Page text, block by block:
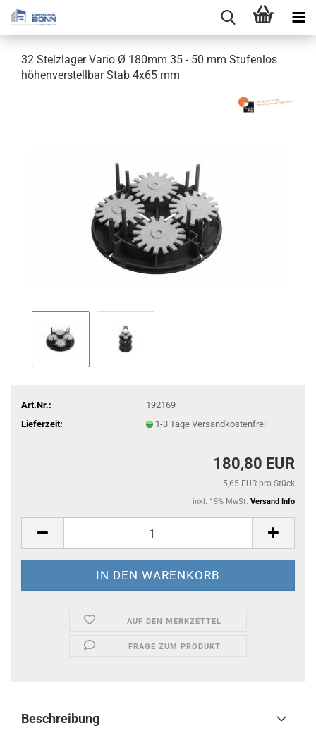
32 Stelzlager Vario Ø 180mm 35 - 50 mm Stufenlos
höhenverstellbar Stab 4x65 mm
Art.Nr.:
192169
Lieferzeit:
1-3 Tage Versandkostenfrei
180,80 EUR
5,65 EUR pro Stück
inkl. 19% MwSt. Versand Info
AUF DEN MERKZETTEL
FRAGE ZUM PRODUKT
Beschreibung